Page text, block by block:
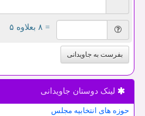
= ۸ بعلاوه ۵
بفرست به جاویدانی
لینک دوستان جاویدانی
حوزه های انتخابیه مجلس